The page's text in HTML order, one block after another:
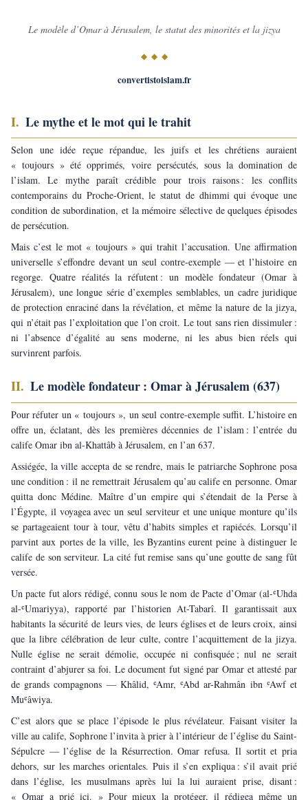
Le modèle d’Omar à Jérusalem, le statut des minorités et la jizya
◆ ◆ ◆
convertistoislam.fr
I. Le mythe et le mot qui le trahit
Selon une idée reçue répandue, les juifs et les chrétiens auraient
« toujours » été opprimés, voire persécutés, sous la domination de
l’islam. Le mythe paraît crédible pour trois raisons : les conflits
contemporains du Proche-Orient, le statut de dhimmi qui évoque une
condition de subordination, et la mémoire sélective de quelques épisodes
de persécution.
Mais c’est le mot « toujours » qui trahit l’accusation. Une affirmation
universelle s’effondre devant un seul contre-exemple — et l’histoire en
regorge. Quatre réalités la réfutent : un modèle fondateur (Omar à
Jérusalem), une longue série d’exemples semblables, un cadre juridique
de protection enraciné dans la révélation, et même la nature de la jizya,
qui n’était pas l’exploitation que l’on croit. Le tout sans rien dissimuler :
ni l’absence d’égalité au sens moderne, ni les abus bien réels qui
survinrent parfois.
II. Le modèle fondateur : Omar à Jérusalem (637)
Pour réfuter un « toujours », un seul contre-exemple suffit. L’histoire en
offre un, éclatant, dès les premières décennies de l’islam : l’entrée du
calife Omar ibn al-Khattâb à Jérusalem, en l’an 637.
Assiégée, la ville accepta de se rendre, mais le patriarche Sophrone posa
une condition : il ne remettrait Jérusalem qu’au calife en personne. Omar
quitta donc Médine. Maître d’un empire qui s’étendait de la Perse à
l’Égypte, il voyagea avec un seul serviteur et une unique monture qu’ils
se partageaient tour à tour, vêtu d’habits simples et rapiécés. Lorsqu’il
parvint aux portes de la ville, les Byzantins eurent peine à distinguer le
calife de son serviteur. La cité fut remise sans qu’une goutte de sang fût
versée.
Un pacte fut alors rédigé, connu sous le nom de Pacte d’Omar (al-ʿUhda
al-ʿUmariyya), rapporté par l’historien At-Tabarî. Il garantissait aux
habitants la sécurité de leurs vies, de leurs églises et de leurs croix, ainsi
que la libre célébration de leur culte, contre l’acquittement de la jizya.
Nulle église ne serait démolie, occupée ni confisquée ; nul ne serait
contraint d’abjurer sa foi. Le document fut signé par Omar et attesté par
de grands compagnons — Khâlid, ʿAmr, ʿAbd ar-Rahmân ibn ʿAwf et
Muʿâwiya.
C’est alors que se place l’épisode le plus révélateur. Faisant visiter la
ville au calife, Sophrone l’invita à prier à l’intérieur de l’église du Saint-
Sépulcre — l’église de la Résurrection. Omar refusa. Il sortit et pria
dehors, sur les marches orientales. Puis il s’en expliqua : s’il avait prié
dans l’église, les musulmans après lui la lui auraient prise, disant :
« Omar a prié ici. » Pour mieux la protéger, il rédigea même un